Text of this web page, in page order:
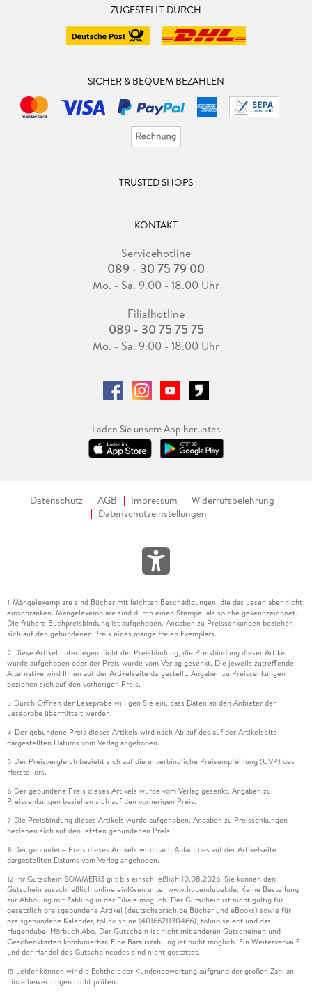
ZUGESTELLT DURCH
SICHER & BEQUEM BEZAHLEN
TRUSTED SHOPS
KONTAKT
Servicehotline
089 - 30 75 79 00
Mo. - Sa. 9.00 - 18.00 Uhr
Filialhotline
089 - 30 75 75 75
Mo. - Sa. 9.00 - 18.00 Uhr
Laden Sie unsere App herunter.
Datenschutz AGB Impressum
Widerrufsbelehrung
Datenschutzeinstellungen
1 Mängelexemplare sind Bücher mit leichten Beschädigungen, die das Lesen aber nicht
einschränken. Mängelexemplare sind durch einen Stempel als solche gekennzeichnet.
Die frühere Buchpreisbindung ist aufgehoben. Angaben zu Preissenkungen beziehen
sich auf den gebundenen Preis eines mangelfreien Exemplars.
2 Diese Artikel unterliegen nicht der Preisbindung, die Preisbindung dieser Artikel
wurde aufgehoben oder der Preis wurde vom Verlag gesenkt. Die jeweils zutreffende
Alternative wird Ihnen auf der Artikelseite dargestellt. Angaben zu Preissenkungen
beziehen sich auf den vorherigen Preis.
3 Durch Öffnen der Leseprobe willigen Sie ein, dass Daten an den Anbieter der
Leseprobe übermittelt werden.
4 Der gebundene Preis dieses Artikels wird nach Ablauf des auf der Artikelseite
dargestellten Datums vom Verlag angehoben.
5 Der Preisvergleich bezieht sich auf die unverbindliche Preisempfehlung (UVP) des
Herstellers.
6 Der gebundene Preis dieses Artikels wurde vom Verlag gesenkt. Angaben zu
Preissenkungen beziehen sich auf den vorherigen Preis.
7 Die Preisbindung dieses Artikels wurde aufgehoben. Angaben zu Preissenkungen
beziehen sich auf den letzten gebundenen Preis.
8 Der gebundene Preis dieses Artikels wird nach Ablauf des auf der Artikelseite
dargestellten Datums vom Verlag angehoben.
12 Ihr Gutschein SOMMER13 gilt bis einschließlich 10.08.2026. Sie können den
Gutschein ausschließlich online einlösen unter www.hugendubel.de. Keine Bestellung
zur Abholung mit Zahlung in der Filiale möglich. Der Gutschein ist nicht gültig für
gesetzlich preisgebundene Artikel (deutschsprachige Bücher und eBooks) sowie für
preisgebundene Kalender, tolino shine (4016621130466), tolino select und das
Hugendubel Hörbuch Abo. Der Gutschein ist nicht mit anderen Gutscheinen und
Geschenkkarten kombinierbar. Eine Barauszahlung ist nicht möglich. Ein Weiterverkauf
und der Handel des Gutscheincodes sind nicht gestattet.
15 Leider können wir die Echtheit der Kundenbewertung aufgrund der großen Zahl an
Einzelbewertungen nicht prüfen.